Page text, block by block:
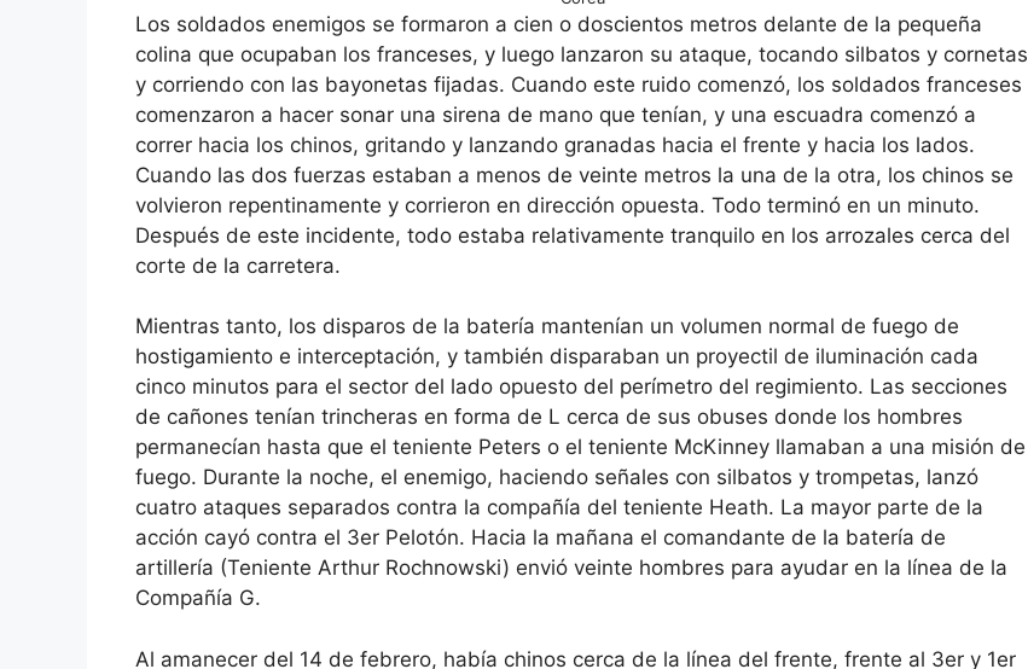
Los soldados enemigos se formaron a cien o doscientos metros delante de la pequeña
colina que ocupaban los franceses, y luego lanzaron su ataque, tocando silbatos y cornetas
y corriendo con las bayonetas fijadas. Cuando este ruido comenzó, los soldados franceses
comenzaron a hacer sonar una sirena de mano que tenían, y una escuadra comenzó a
correr hacia los chinos, gritando y lanzando granadas hacia el frente y hacia los lados.
Cuando las dos fuerzas estaban a menos de veinte metros la una de la otra, los chinos se
volvieron repentinamente y corrieron en dirección opuesta. Todo terminó en un minuto.
Después de este incidente, todo estaba relativamente tranquilo en los arrozales cerca del
corte de la carretera.
Mientras tanto, los disparos de la batería mantenían un volumen normal de fuego de
hostigamiento e interceptación, y también disparaban un proyectil de iluminación cada
cinco minutos para el sector del lado opuesto del perímetro del regimiento. Las secciones
de cañones tenían trincheras en forma de L cerca de sus obuses donde los hombres
permanecían hasta que el teniente Peters o el teniente McKinney llamaban a una misión de
fuego. Durante la noche, el enemigo, haciendo señales con silbatos y trompetas, lanzó
cuatro ataques separados contra la compañía del teniente Heath. La mayor parte de la
acción cayó contra el 3er Pelotón. Hacia la mañana el comandante de la batería de
artillería (Teniente Arthur Rochnowski) envió veinte hombres para ayudar en la línea de la
Compañía G.
Al amanecer del 14 de febrero, había chinos cerca de la línea del frente, frente al 3er y 1er